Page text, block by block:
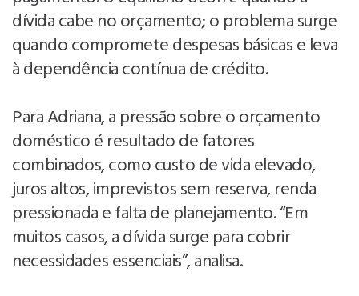
dívida cabe no orçamento; o problema surge
quando compromete despesas básicas e leva
à dependência contínua de crédito.
Para Adriana, a pressão sobre o orçamento
doméstico é resultado de fatores
combinados, como custo de vida elevado,
juros altos, imprevistos sem reserva, renda
pressionada e falta de planejamento. “Em
muitos casos, a dívida surge para cobrir
necessidades essenciais”, analisa.